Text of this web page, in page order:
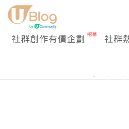
社群創作有價企劃 社群